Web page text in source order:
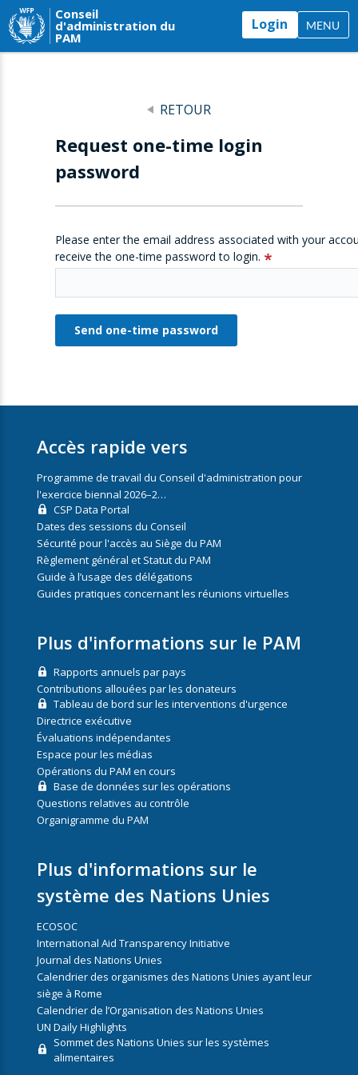
Conseil
d'administration du
PAM
Login MENU
RETOUR
Request one-time login
password
Please enter the email address associated with your
receive the one-time password to login.
Accès rapide vers
Programme de travail du Conseil d'administration pour
l'exercice biennal 2026–2…
CSP Data Portal
Dates des sessions du Conseil
Sécurité pour l'accès au Siège du PAM
Règlement général et Statut du PAM
Guide à l’usage des délégations
Guides pratiques concernant les réunions virtuelles
Plus d'informations sur le PAM
Rapports annuels par pays
Contributions allouées par les donateurs
Tableau de bord sur les interventions d'urgence
Directrice exécutive
Évaluations indépendantes
Espace pour les médias
Opérations du PAM en cours
Base de données sur les opérations
Questions relatives au contrôle
Organigramme du PAM
Plus d'informations sur le
système des Nations Unies
ECOSOC
International Aid Transparency Initiative
Journal des Nations Unies
Calendrier des organismes des Nations Unies ayant leur
siège à Rome
Calendrier de l’Organisation des Nations Unies
UN Daily Highlights
Sommet des Nations Unies sur les systèmes
alimentaires